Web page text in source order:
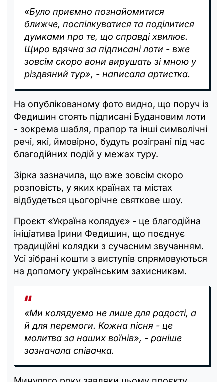
«Було приємно познайомитися
ближче, поспілкуватися та поділитися
думками про те, що справді хвилює.
Щиро вдячна за підписані лоти - вже
зовсім скоро вони вирушать зі мною у
різдвяний тур», - написала артистка.
На опублікованому фото видно, що поруч із
Федишин стоять підписані Будановим лоти
- зокрема шабля, прапор та інші символічні
речі, які, ймовірно, будуть розіграні під час
благодійних подій у межах туру.
Зірка зазначила, що вже зовсім скоро
розповість, у яких країнах та містах
відбудеться цьогорічне святкове шоу.
Проєкт «Україна колядує» - це благодійна
ініціатива Ірини Федишин, що поєднує
традиційні колядки з сучасним звучанням.
Усі зібрані кошти з виступів спрямовуються
на допомогу українським захисникам.
«Ми колядуємо не лише для радості, а
й для перемоги. Кожна пісня - це
молитва за наших воїнів», - раніше
зазначала співачка.